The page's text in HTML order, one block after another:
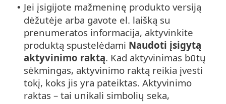
• Jei įsigijote mažmeninę produkto versiją
dėžutėje arba gavote el. laišką su
prenumeratos informacija, aktyvinkite
produktą spustelėdami Naudoti įsigytą
aktyvinimo raktą. Kad aktyvinimas būtų
sėkmingas, aktyvinimo raktą reikia įvesti
tokį, koks jis yra pateiktas. Aktyvinimo
raktas – tai unikali simbolių seka,